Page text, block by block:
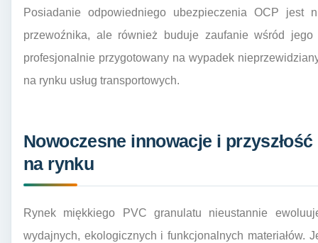
Posiadanie odpowiedniego ubezpieczenia OCP jest
przewoźnika, ale również buduje zaufanie wśród
profesjonalnie przygotowany na wypadek
na rynku usług transportowych.
Nowoczesne innowacje i
na rynku
Rynek miękkiego PVC granulatu nieustannie
wydajnych, ekologicznych i funkcjonalnych materiałów.